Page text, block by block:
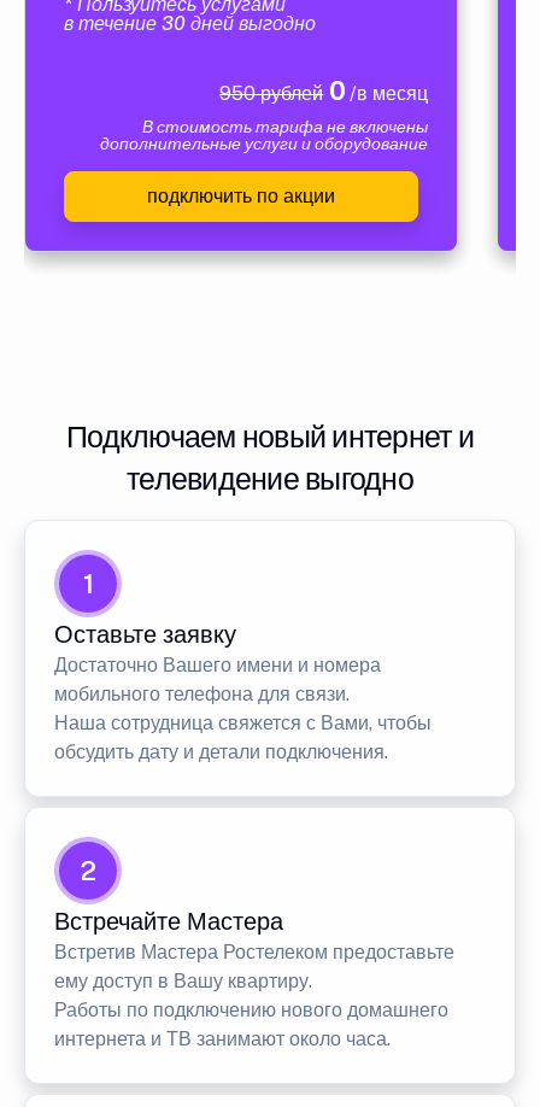
в течение 30 дней выгодно
950 рублей0 /в месяц
В стоимость тарифа не включены
дополнительные услуги и оборудование
подключить по акции
Подключаем новый интернет и
телевидение выгодно
1
Оставьте заявку
Достаточно Вашего имени и номера
мобильного телефона для связи.
Наша сотрудница свяжется с Вами, чтобы
обсудить дату и детали подключения.
2
Встречайте Мастера
Встретив Мастера Ростелеком предоставьте
ему доступ в Вашу квартиру.
Работы по подключению нового домашнего
интернета и ТВ занимают около часа.